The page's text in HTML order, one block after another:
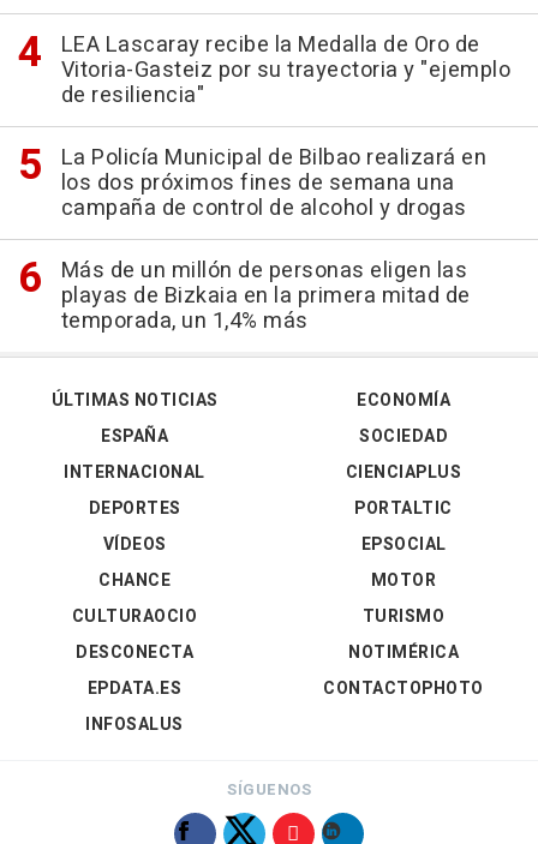
LEA Lascaray recibe la Medalla de Oro de
Vitoria-Gasteiz por su trayectoria y "ejemplo
de resiliencia"
La Policía Municipal de Bilbao realizará en
los dos próximos fines de semana una
campaña de control de alcohol y drogas
Más de un millón de personas eligen las
playas de Bizkaia en la primera mitad de
temporada, un 1,4% más
ÚLTIMAS NOTICIAS
ESPAÑA
INTERNACIONAL
DEPORTES
VÍDEOS
ECONOMÍA
SOCIEDAD
CIENCIAPLUS
PORTALTIC
EPSOCIAL
CHANCE
CULTURAOCIO
DESCONECTA
EPDATA.ES
INFOSALUS
MOTOR
TURISMO
NOTIMÉRICA
CONTACTOPHOTO
SÍGUENOS